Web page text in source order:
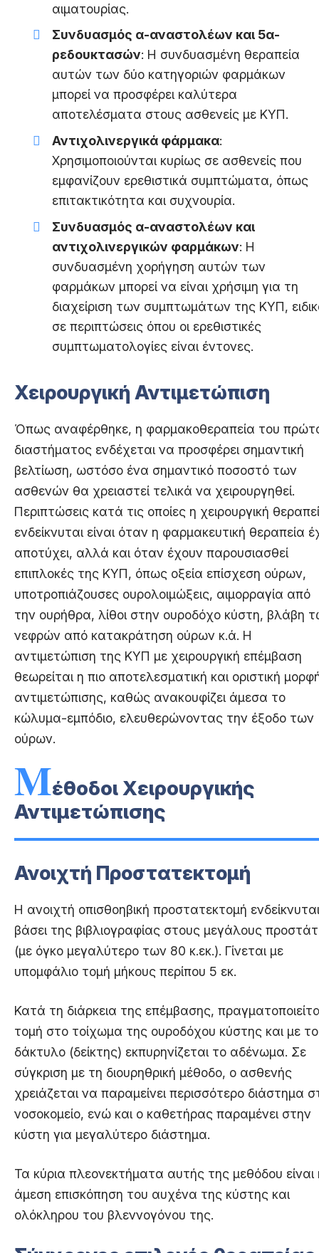
αιματουρίας.
Συνδυασμός α-αναστολέων και 5α-
ρεδουκτασών: Η συνδυασμένη θεραπεία
αυτών των δύο κατηγοριών φαρμάκων
μπορεί να προσφέρει καλύτερα
αποτελέσματα στους ασθενείς με ΚΥΠ.
Αντιχολινεργικά φάρμακα:
Χρησιμοποιούνται κυρίως σε ασθενείς που
εμφανίζουν ερεθιστικά συμπτώματα, όπως
επιτακτικότητα και συχνουρία.
Συνδυασμός α-αναστολέων και
αντιχολινεργικών φαρμάκων: Η
συνδυασμένη χορήγηση αυτών των
φαρμάκων μπορεί να είναι χρήσιμη για τη
διαχείριση των συμπτωμάτων της ΚΥΠ,
σε περιπτώσεις όπου οι ερεθιστικές
συμπτωματολογίες είναι έντονες.
Χειρουργική Αντιμετώπιση
Όπως αναφέρθηκε, η φαρμακοθεραπεία του
διαστήματος ενδέχεται να προσφέρει σημαντική
βελτίωση, ωστόσο ένα σημαντικό ποσοστό των
ασθενών θα χρειαστεί τελικά να χειρουργηθεί.
Περιπτώσεις κατά τις οποίες η χειρουργική
ενδείκνυται είναι όταν η φαρμακευτική θεραπεία
αποτύχει, αλλά και όταν έχουν παρουσιασθεί
επιπλοκές της ΚΥΠ, όπως οξεία επίσχεση ούρων,
υποτροπιάζουσες ουρολοιμώξεις, αιμορραγία από
την ουρήθρα, λίθοι στην ουροδόχο κύστη, βλάβη
νεφρών από κατακράτηση ούρων κ.ά. Η
αντιμετώπιση της ΚΥΠ με χειρουργική επέμβαση
θεωρείται η πιο αποτελεσματική και οριστική
αντιμετώπισης, καθώς ανακουφίζει άμεσα το
κώλυμα-εμπόδιο, ελευθερώνοντας την έξοδο των
ούρων.
Μέθοδοι Χειρουργικής
Αντιμετώπισης
Ανοιχτή Προστατεκτομή
Η ανοιχτή οπισθοηβική προστατεκτομή ενδείκνυται
βάσει της βιβλιογραφίας στους μεγάλους
(με όγκο μεγαλύτερο των 80 κ.εκ.). Γίνεται με
υπομφάλιο τομή μήκους περίπου 5 εκ.
Κατά τη διάρκεια της επέμβασης,
τομή στο τοίχωμα της ουροδόχου κύστης και με το
δάκτυλο (δείκτης) εκπυρηνίζεται το αδένωμα. Σε
σύγκριση με τη διουρηθρική μέθοδο, ο ασθενής
χρειάζεται να παραμείνει περισσότερο διάστημα
νοσοκομείο, ενώ και ο καθετήρας παραμένει στην
κύστη για μεγαλύτερο διάστημα.
Τα κύρια πλεονεκτήματα αυτής της μεθόδου είναι
άμεση επισκόπηση του αυχένα της κύστης και
ολόκληρου του βλεννογόνου της.